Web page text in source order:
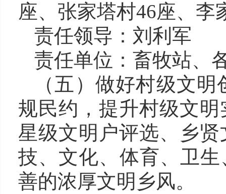
座、张家塔村46座、李
责任领导： 刘利军
责任单位： 畜牧站、
（五）做好村级文
规民约，提升村级文
星级文明户评选、乡
技、文化、体育、卫
善的浓厚文明乡风。